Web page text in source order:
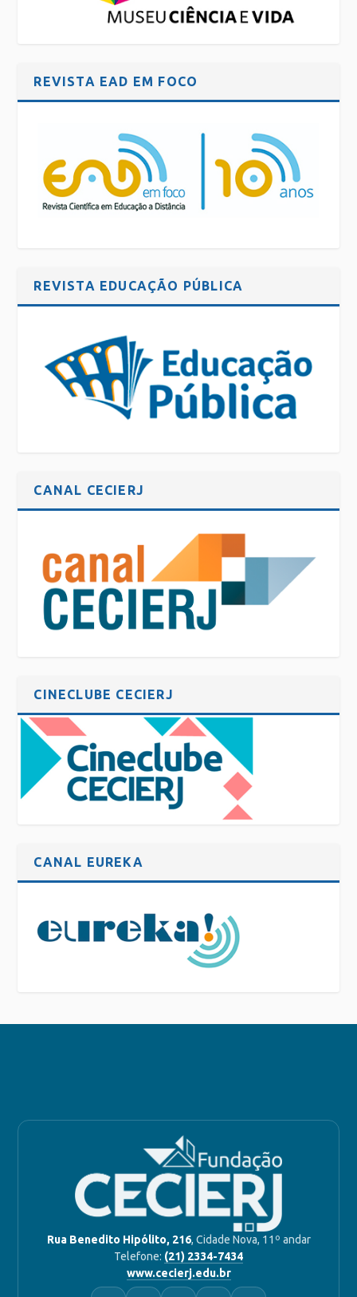
REVISTA EAD EM FOCO
REVISTA EDUCAÇÃO PÚBLICA
CANAL CECIERJ
CINECLUBE CECIERJ
CANAL EUREKA
Rua Benedito Hipólito, 216, Cidade Nova, 11º andar
Telefone: (21) 2334-7434
www.cecierj.edu.br